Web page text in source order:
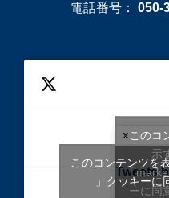
電話番号： 050-
Tweets
このコ
示
「
ーに同
このコンテンツを
」クッキーに